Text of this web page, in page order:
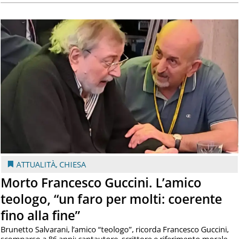
ATTUALITÀ,CHIESA
Morto Francesco Guccini. L’amico
teologo, “un faro per molti: coerente
fino alla fine”
Brunetto Salvarani, l’amico “teologo”, ricorda Francesco Guccini,